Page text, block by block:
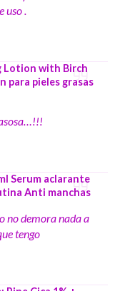
uso .
Lotion with Birch
para pieles grasas
Serum aclarante
Anti manchas
no demora nada a
tengo